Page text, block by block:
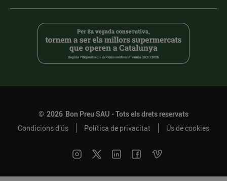
© 2026 Bon Preu SAU - Tots els drets reservats
Condicions d’ús
Política de privacitat Ús de cookies